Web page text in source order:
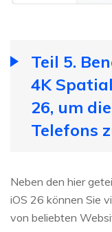
Teil 5.
4K
26, um
Telefons
Neben den hier
iOS 26 können Sie
von beliebten